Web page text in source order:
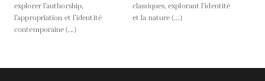
explorer l’authorship,
l’appropriation et l’identité
contemporaine (...)
classiques, explorant l’identité
et la nature (...)